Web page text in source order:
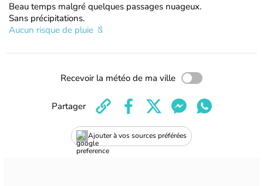
Beau temps malgré quelques passages nuageux.
Sans précipitations.
Aucun risque de pluie
Recevoir la météo de ma ville
Ajouter à vos sources préférées
Partager